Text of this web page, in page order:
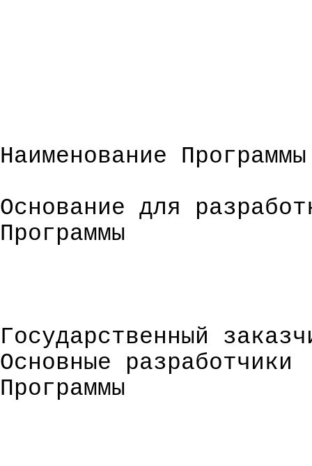
Наименование Программы
Основание для
Программы
Государственный
Основные разработчики
Программы